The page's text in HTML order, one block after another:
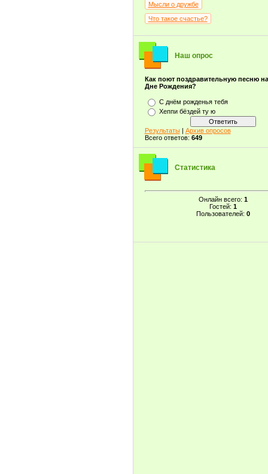
Мысли о дружбе
Что такое счастье?
Наш опрос
Как поют поздравительную песню
Дне Рождения?
С днём рожденья тебя
Хеппи бёздей ту ю
Результаты| Архив опросов
Всего ответов: 649
Статистика
Онлайн всего: 1
Гостей: 1
Пользователей: 0